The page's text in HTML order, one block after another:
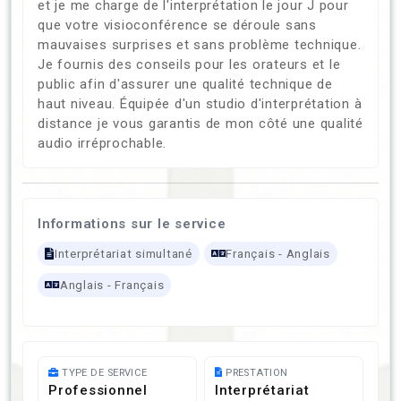
et je me charge de l'interprétation le jour J pour
que votre visioconférence se déroule sans
mauvaises surprises et sans problème technique.
Je fournis des conseils pour les orateurs et le
public afin d'assurer une qualité technique de
haut niveau. Équipée d'un studio d'interprétation à
distance je vous garantis de mon côté une qualité
audio irréprochable.
Informations sur le service
Interprétariat simultané Français - Anglais
Anglais - Français
TYPE DE SERVICE
Professionnel
PRESTATION
Interprétariat